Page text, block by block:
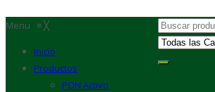
Menu ≡╳
Inicio
Productos
PON Activo